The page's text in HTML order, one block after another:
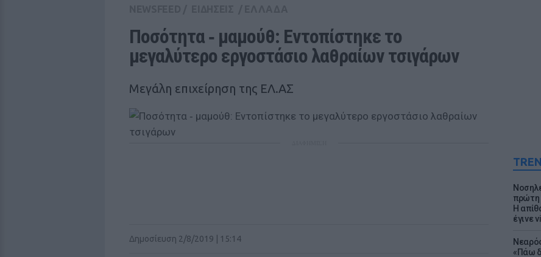
πρώτη
Η
έγινε
«Πάω
Ποσότητα ‑ μαμούθ: Εντοπίστηκε το
μεγαλύτερο εργοστάσιο λαθραίων τσιγάρων
Μεγάλη επιχείρηση της ΕΛ.ΑΣ
Δημοσίευση 2/8/2019 | 15:14